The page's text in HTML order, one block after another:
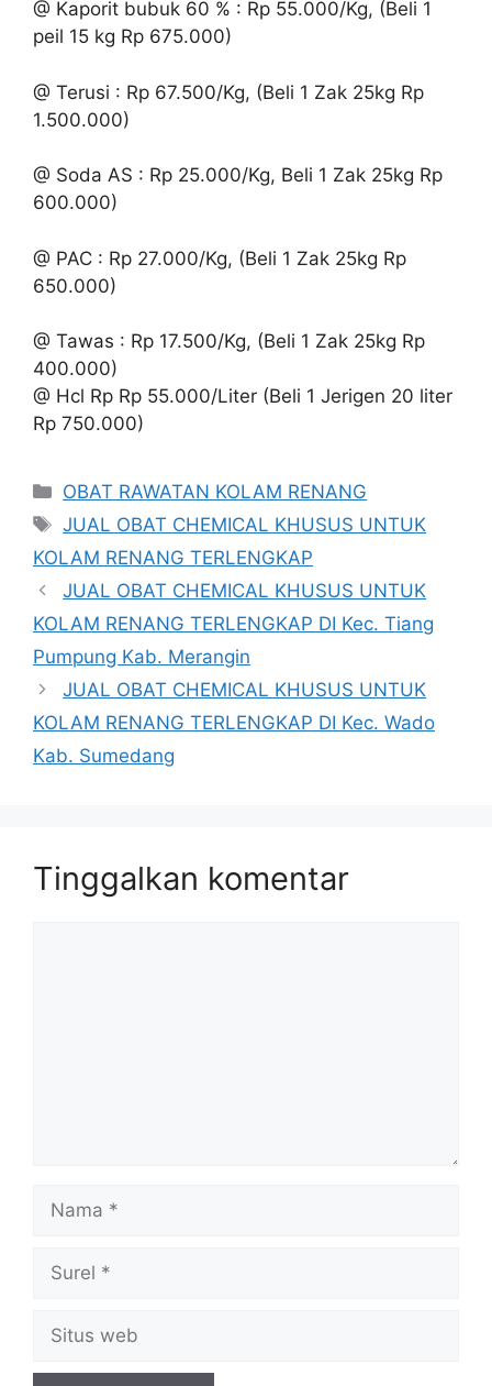
@ Kaporit bubuk 60 % : Rp 55.000/Kg, (Beli 1
peil 15 kg Rp 675.000)
@ Terusi : Rp 67.500/Kg, (Beli 1 Zak 25kg Rp
1.500.000)
@ Soda AS : Rp 25.000/Kg, Beli 1 Zak 25kg Rp
600.000)
@ PAC : Rp 27.000/Kg, (Beli 1 Zak 25kg Rp
650.000)
@ Tawas : Rp 17.500/Kg, (Beli 1 Zak 25kg Rp
400.000)
@ Hcl Rp Rp 55.000/Liter (Beli 1 Jerigen 20 liter
Rp 750.000)
Kategori
OBAT RAWATAN KOLAM RENANG
Tag
JUAL OBAT CHEMICAL KHUSUS UNTUK
KOLAM RENANG TERLENGKAP
JUAL OBAT CHEMICAL KHUSUS UNTUK
KOLAM RENANG TERLENGKAP DI Kec. Tiang
Pumpung Kab. Merangin
JUAL OBAT CHEMICAL KHUSUS UNTUK
KOLAM RENANG TERLENGKAP DI Kec. Wado
Kab. Sumedang
Tinggalkan komentar
Nama
Surel
Situs
web